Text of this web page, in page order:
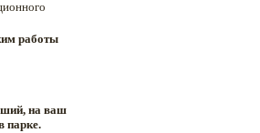
работы
на ваш
парке.